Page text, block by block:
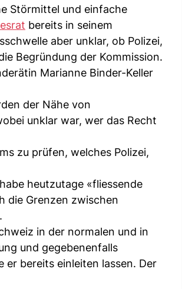
Störmittel und einfache
bereits in seinem
aber unklar, ob Polizei,
Begründung der Kommission.
Marianne Binder-Keller
der Nähe von
unklar war, wer das Recht
zu prüfen, welches Polizei,
habe heutzutage «fliessende
die Grenzen zwischen
.
in der normalen und in
und gegebenenfalls
er bereits einleiten lassen. Der